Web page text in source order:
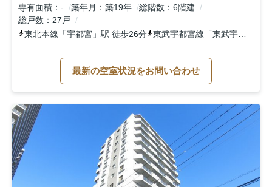
専有面積
- 築年月 築19年 総階数
6階建
総戸数
27戸
東北本線 「宇都宮 」駅 徒歩26分 東武宇都宮線 「東武宇都宮
最新の空室状況をお問い合わせ